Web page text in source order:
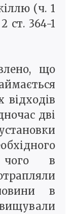
(ч. 1
ст. 364-1
що
відходів
дві
чого в
в